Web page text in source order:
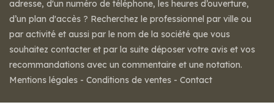
adresse, d'un numéro de téléphone, les heures d’ouverture,
d’un plan d'accès ? Recherchez le professionnel par ville ou
par activité et aussi par le nom de la société que vous
souhaitez contacter et par la suite déposer votre avis et vos
recommandations avec un commentaire et une notation.
Mentions légales - Conditions de ventes - Contact